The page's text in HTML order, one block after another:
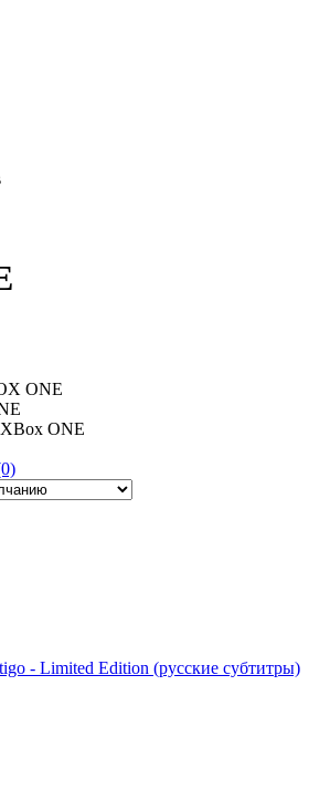
ONE
ONE
- Limited Edition (русские субтитры)